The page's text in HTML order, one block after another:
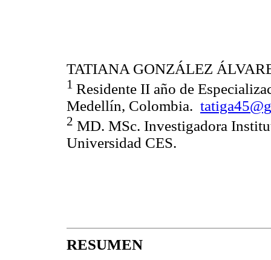
TATIANA GONZÁLEZ
1 Residente II año de
Medellín, Colombia.
2 MD. MSc. Investigadora
Universidad CES.
RESUMEN